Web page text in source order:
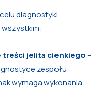
diagnostyki
jelita cienkiego –
zespołu
wymaga wykonania